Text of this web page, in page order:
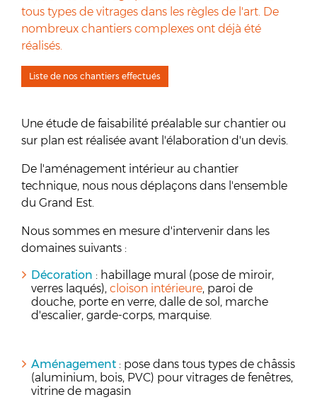
tous types de vitrages dans les règles de l'art. De
nombreux chantiers complexes ont déjà été
réalisés.
Liste de nos chantiers effectués
Une étude de faisabilité préalable sur chantier ou
sur plan est réalisée avant l'élaboration d'un devis.
De l'aménagement intérieur au chantier
technique, nous nous déplaçons dans l'ensemble
du Grand Est.
Nous sommes en mesure d'intervenir dans les
domaines suivants :
Décoration : habillage mural (pose de miroir,
verres laqués), cloison intérieure, paroi de
douche, porte en verre, dalle de sol, marche
d'escalier, garde-corps, marquise.
Aménagement : pose dans tous types de châssis
(aluminium, bois, PVC) pour vitrages de fenêtres,
vitrine de magasin